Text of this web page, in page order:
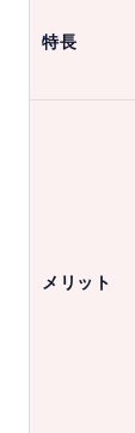
特長
メリット